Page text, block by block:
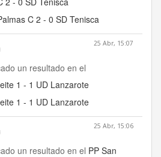
C 2 - 0 SD Tenisca
25 Abr, 15:07
un resultado en el
1 - 1 UD Lanzarote
1 - 1 UD Lanzarote
25 Abr, 15:06
un resultado en el PP San